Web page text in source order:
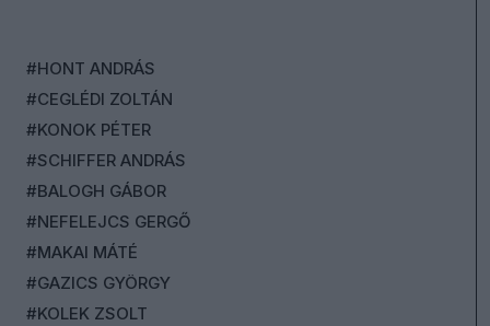
#HONT ANDRÁS
#CEGLÉDI ZOLTÁN
#KONOK PÉTER
#SCHIFFER ANDRÁS
#BALOGH GÁBOR
#NEFELEJCS GERGŐ
#MAKAI MÁTÉ
#GAZICS GYÖRGY
#KOLEK ZSOLT